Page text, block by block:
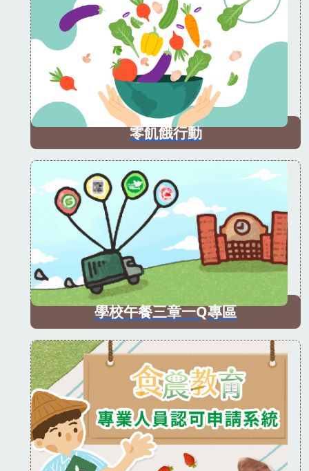
零飢餓行動
學校午餐三章一Q專區